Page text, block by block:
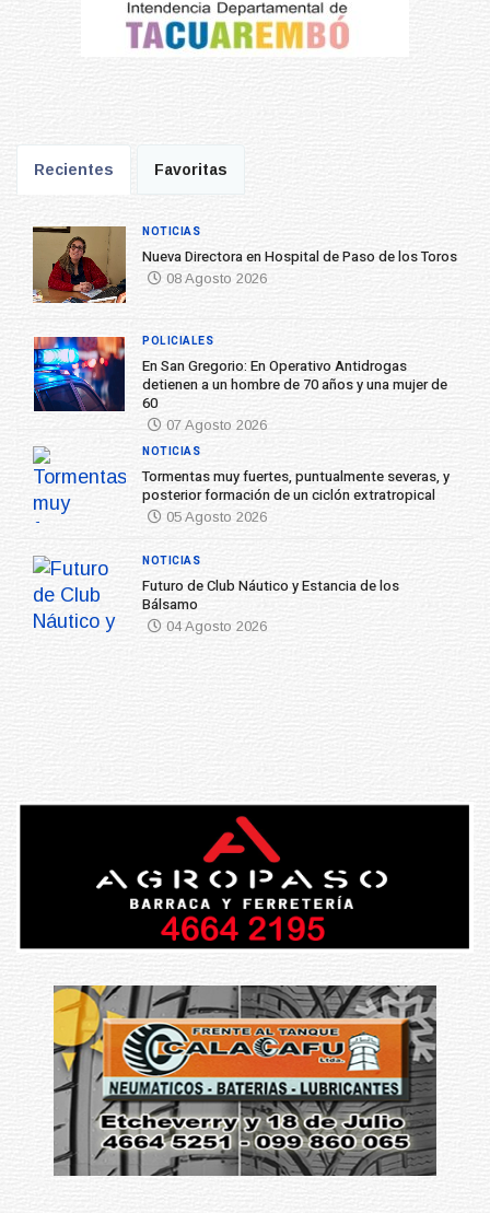
Recientes Favoritas
Nueva Directora en Hospital de Paso de los Toros
08 Agosto 2026
NOTICIAS
En San Gregorio: En Operativo Antidrogas
detienen a un hombre de 70 años y una mujer de
60
07 Agosto 2026
POLICIALES
Tormentas muy fuertes, puntualmente severas, y
posterior formación de un ciclón extratropical
05 Agosto 2026
NOTICIAS
Futuro de Club Náutico y Estancia de los
Bálsamo
04 Agosto 2026
NOTICIAS